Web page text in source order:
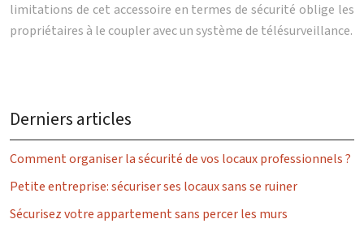
limitations de cet accessoire en termes de sécurité oblige les
propriétaires à le coupler avec un système de télésurveillance.
Derniers articles
Comment organiser la sécurité de vos locaux professionnels ?
Petite entreprise: sécuriser ses locaux sans se ruiner
Sécurisez votre appartement sans percer les murs